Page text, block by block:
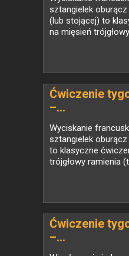
sztangielek
(lub stojącej) to
na mięsień
Ćwiczenie
–...
Wyciskanie
sztangielek
to klasyczne
trójgłowy ramienia
Ćwiczenie
–...